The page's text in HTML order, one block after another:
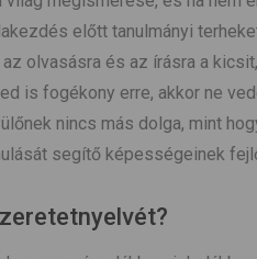
előtt tanulmányi
olvasásra és az írásra a
is fogékony erre, akkor ne
nincs más dolga, mint
segítő képességeinek